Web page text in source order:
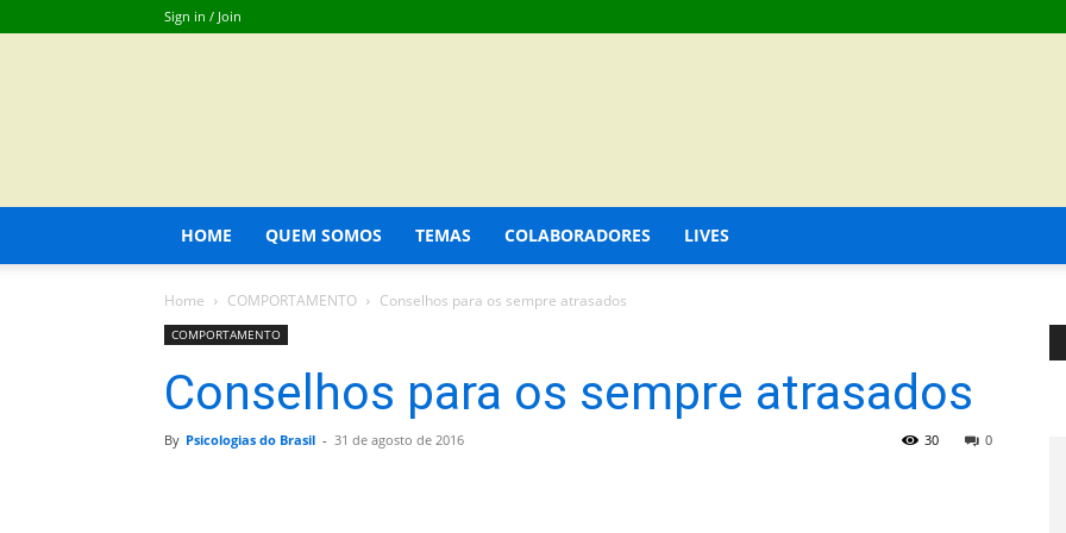
Sign in / Join
HOME QUEM SOMOS TEMAS COLABORADORES LIVES
Home COMPORTAMENTO Conselhos para os sempre atrasados
COMPORTAMENTO
Conselhos para os sempre atrasados
By Psicologias do Brasil - 31 de agosto de 2016 0
30